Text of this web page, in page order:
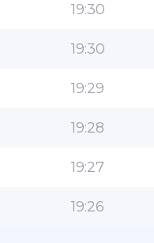
19:30
19:30
19:29
19:28
19:27
19:26